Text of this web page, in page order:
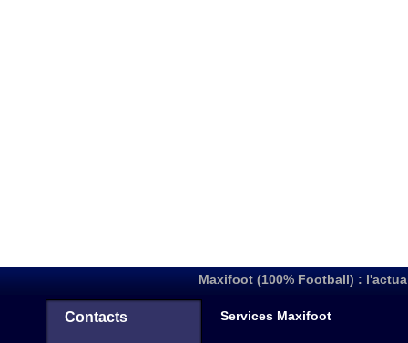
Maxifoot (100% Football) :
Contacts Services Maxifoot